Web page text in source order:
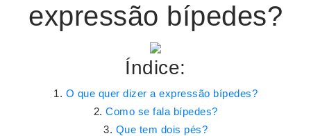
expressão bípedes?
Índice:
O que quer dizer a expressão bípedes?
Como se fala bípedes?
Que tem dois pés?